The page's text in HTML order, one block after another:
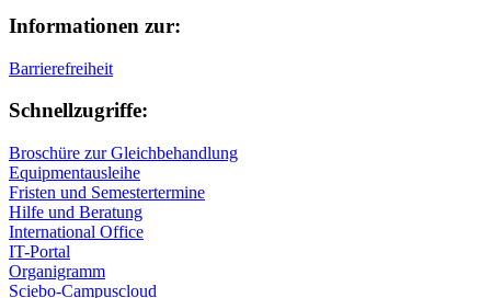
Informationen zur:
Barrierefreiheit
Schnellzugriffe:
Broschüre zur Gleichbehandlung
Equipmentausleihe
Fristen und Semestertermine
Hilfe und Beratung
International Office
IT-Portal
Organigramm
Sciebo-Campuscloud